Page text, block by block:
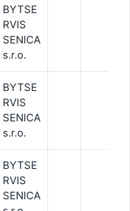
BYTSE
RVIS
SENICA
s.r.o.
BYTSE
RVIS
SENICA
s.r.o.
BYTSE
RVIS
SENICA